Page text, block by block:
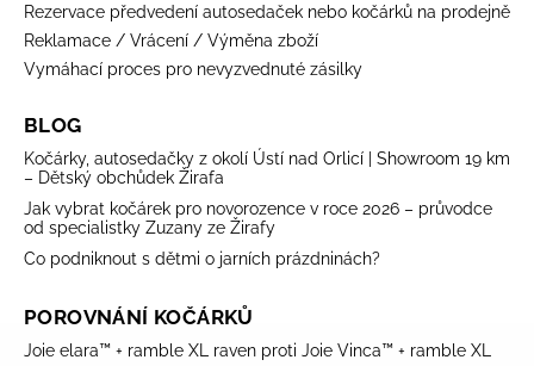
Rezervace předvedení autosedaček nebo kočárků na prodejně
Reklamace / Vrácení / Výměna zboží
Vymáhací proces pro nevyzvednuté zásilky
BLOG
Kočárky, autosedačky z okolí Ústí nad Orlicí | Showroom 19 km
– Dětský obchůdek Žirafa
Jak vybrat kočárek pro novorozence v roce 2026 – průvodce
od specialistky Zuzany ze Žirafy
Co podniknout s dětmi o jarních prázdninách?
POROVNÁNÍ KOČÁRKŮ
Joie elara™ + ramble XL raven proti Joie Vinca™ + ramble XL